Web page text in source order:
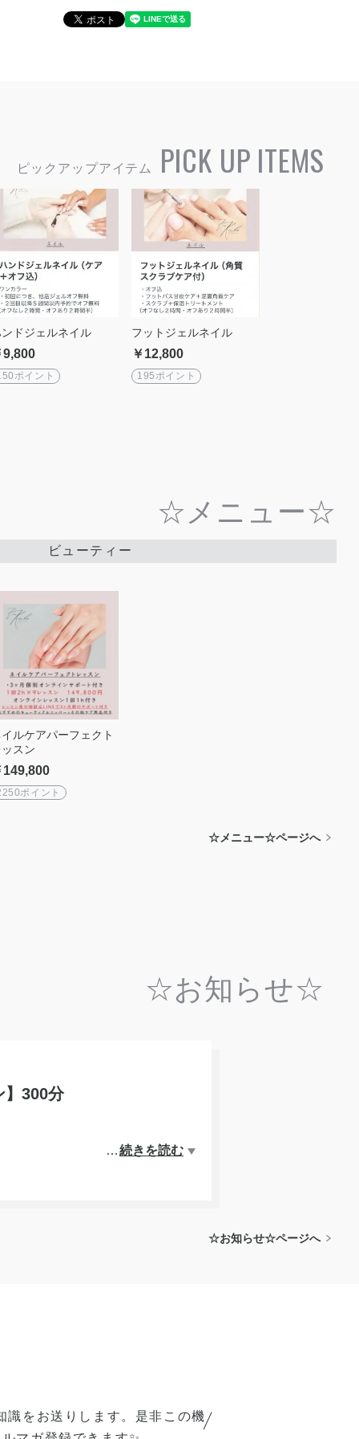
PICK UP ITEMS
ドジェルネイル
9,800
ポイント
フットジェルネイル
￥12,800
195ポイント
☆メニュー☆
ビューティー
ルケアパーフェクト
スン
149,800
ポイント
☆メニュー☆ページへ
☆お知らせ☆
】300分
…続きを読む
☆お知らせ☆ページへ
識をお送りします。是非この機